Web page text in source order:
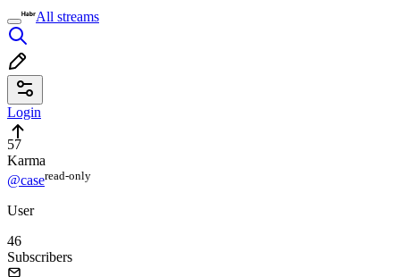
All streams
Login
57
Karma
@caseread⁠-⁠only
User
46
Subscribers